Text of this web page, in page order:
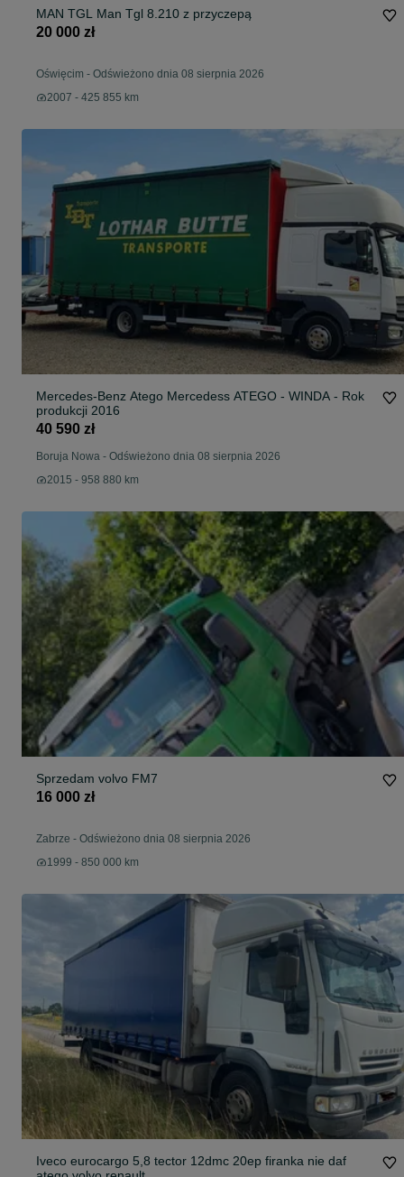
MAN TGL Man Tgl 8.210 z przyczepą
20 000 zł
Oświęcim - Odświeżono dnia 08 sierpnia 2026
2007 - 425 855 km
Mercedes-Benz Atego Mercedess ATEGO - WINDA - Rok
produkcji 2016
40 590 zł
Boruja Nowa - Odświeżono dnia 08 sierpnia 2026
2015 - 958 880 km
Sprzedam volvo FM7
16 000 zł
Zabrze - Odświeżono dnia 08 sierpnia 2026
1999 - 850 000 km
Iveco eurocargo 5,8 tector 12dmc 20ep firanka nie daf